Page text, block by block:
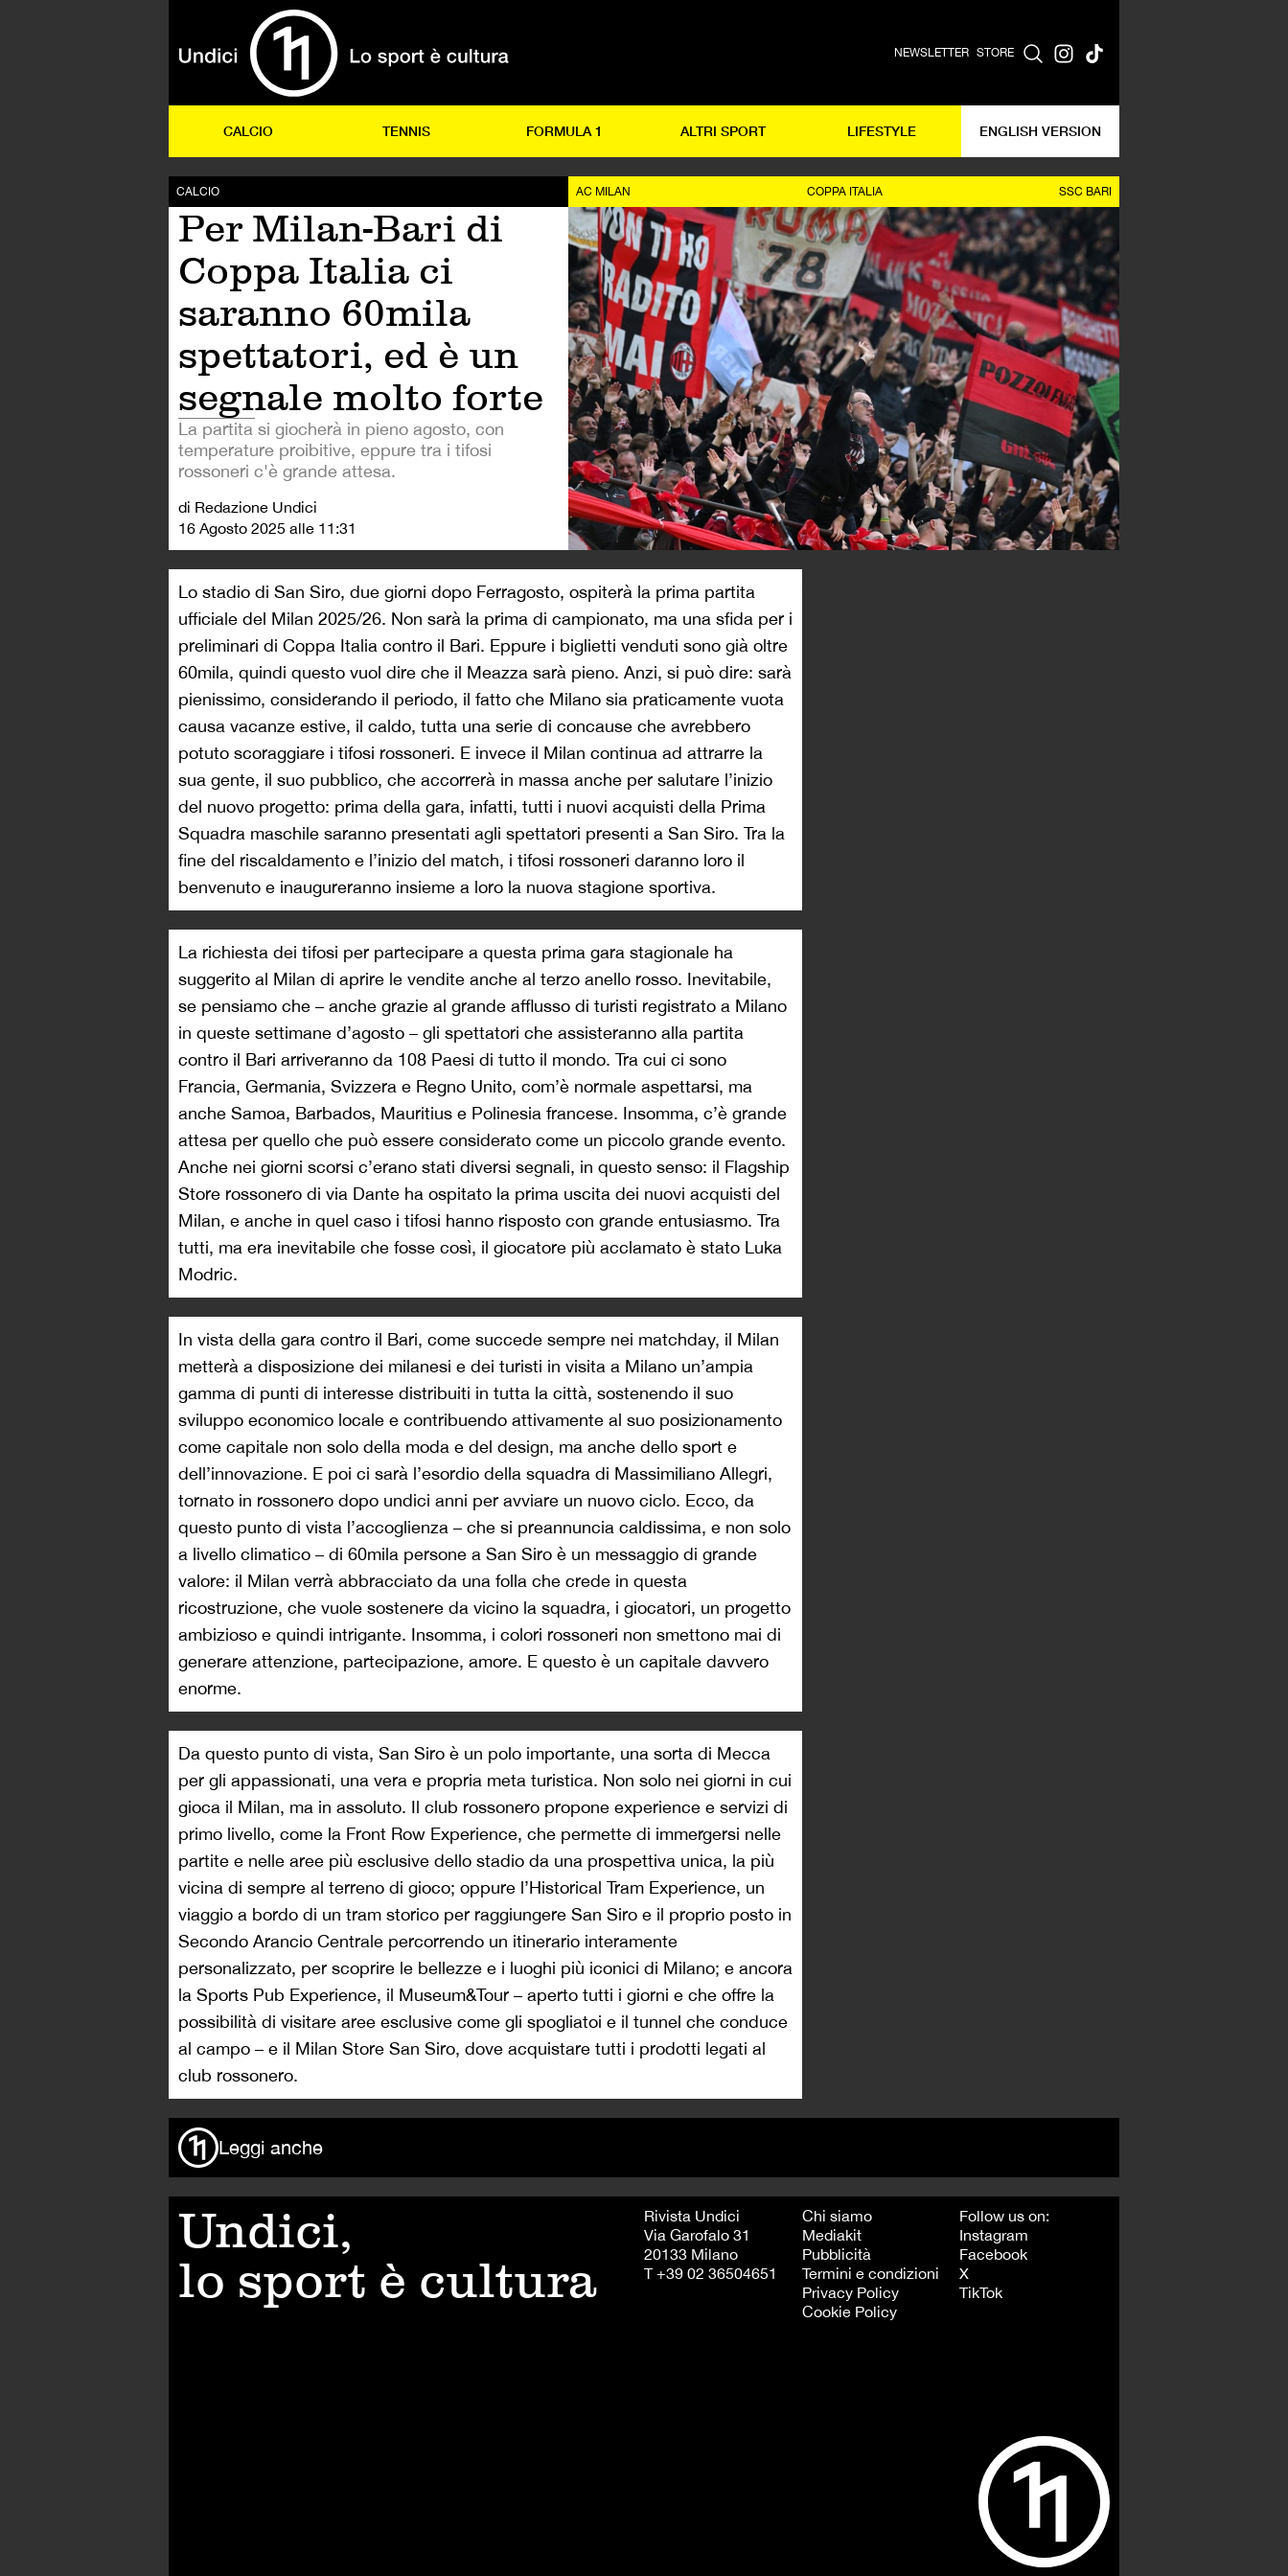
NEWSLETTER STORE
CALCIO TENNIS FORMULA 1 ALTRI SPORT LIFESTYLE ENGLISH VERSION
CALCIO
Per Milan-Bari di
Coppa Italia ci
saranno 60mila
spettatori, ed è un
segnale molto forte
La partita si giocherà in pieno agosto, con
temperature proibitive, eppure tra i tifosi
rossoneri c'è grande attesa.
di Redazione Undici
16 Agosto 2025 alle 11:31
AC MILAN COPPA ITALIA SSC BARI
Lo stadio di San Siro, due giorni dopo Ferragosto, ospiterà la prima partita
ufficiale del Milan 2025/26. Non sarà la prima di campionato, ma una sfida per i
preliminari di Coppa Italia contro il Bari. Eppure i biglietti venduti sono già oltre
60mila, quindi questo vuol dire che il Meazza sarà pieno. Anzi, si può dire: sarà
pienissimo, considerando il periodo, il fatto che Milano sia praticamente vuota
causa vacanze estive, il caldo, tutta una serie di concause che avrebbero
potuto scoraggiare i tifosi rossoneri. E invece il Milan continua ad attrarre la
sua gente, il suo pubblico, che accorrerà in massa anche per salutare l’inizio
del nuovo progetto: prima della gara, infatti, tutti i nuovi acquisti della Prima
Squadra maschile saranno presentati agli spettatori presenti a San Siro. Tra la
fine del riscaldamento e l’inizio del match, i tifosi rossoneri daranno loro il
benvenuto e inaugureranno insieme a loro la nuova stagione sportiva.
La richiesta dei tifosi per partecipare a questa prima gara stagionale ha
suggerito al Milan di aprire le vendite anche al terzo anello rosso. Inevitabile,
se pensiamo che – anche grazie al grande afflusso di turisti registrato a Milano
in queste settimane d’agosto – gli spettatori che assisteranno alla partita
contro il Bari arriveranno da 108 Paesi di tutto il mondo. Tra cui ci sono
Francia, Germania, Svizzera e Regno Unito, com’è normale aspettarsi, ma
anche Samoa, Barbados, Mauritius e Polinesia francese. Insomma, c’è grande
attesa per quello che può essere considerato come un piccolo grande evento.
Anche nei giorni scorsi c’erano stati diversi segnali, in questo senso: il Flagship
Store rossonero di via Dante ha ospitato la prima uscita dei nuovi acquisti del
Milan, e anche in quel caso i tifosi hanno risposto con grande entusiasmo. Tra
tutti, ma era inevitabile che fosse così, il giocatore più acclamato è stato Luka
Modric.
In vista della gara contro il Bari, come succede sempre nei matchday, il Milan
metterà a disposizione dei milanesi e dei turisti in visita a Milano un’ampia
gamma di punti di interesse distribuiti in tutta la città, sostenendo il suo
sviluppo economico locale e contribuendo attivamente al suo posizionamento
come capitale non solo della moda e del design, ma anche dello sport e
dell’innovazione. E poi ci sarà l’esordio della squadra di Massimiliano Allegri,
tornato in rossonero dopo undici anni per avviare un nuovo ciclo. Ecco, da
questo punto di vista l’accoglienza – che si preannuncia caldissima, e non solo
a livello climatico – di 60mila persone a San Siro è un messaggio di grande
valore: il Milan verrà abbracciato da una folla che crede in questa
ricostruzione, che vuole sostenere da vicino la squadra, i giocatori, un progetto
ambizioso e quindi intrigante. Insomma, i colori rossoneri non smettono mai di
generare attenzione, partecipazione, amore. E questo è un capitale davvero
enorme.
Da questo punto di vista, San Siro è un polo importante, una sorta di Mecca
per gli appassionati, una vera e propria meta turistica. Non solo nei giorni in cui
gioca il Milan, ma in assoluto. Il club rossonero propone experience e servizi di
primo livello, come la Front Row Experience, che permette di immergersi nelle
partite e nelle aree più esclusive dello stadio da una prospettiva unica, la più
vicina di sempre al terreno di gioco; oppure l’Historical Tram Experience, un
viaggio a bordo di un tram storico per raggiungere San Siro e il proprio posto in
Secondo Arancio Centrale percorrendo un itinerario interamente
personalizzato, per scoprire le bellezze e i luoghi più iconici di Milano; e ancora
la Sports Pub Experience, il Museum&Tour – aperto tutti i giorni e che offre la
possibilità di visitare aree esclusive come gli spogliatoi e il tunnel che conduce
al campo – e il Milan Store San Siro, dove acquistare tutti i prodotti legati al
club rossonero.
Leggi anche
Undici,
lo sport è cultura
Rivista Undici
Via Garofalo 31
20133 Milano
T +39 02 36504651
Chi siamo
Mediakit
Pubblicità
Termini e condizioni
Privacy Policy
Cookie Policy
Follow us on:
Instagram
Facebook
X
TikTok